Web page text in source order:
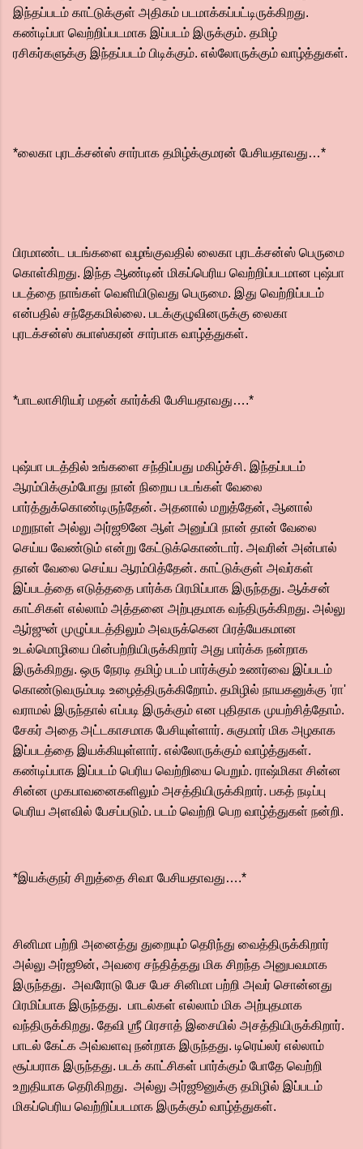
இந்தப்படம் காட்டுக்குள் அதிகம் படமாக்கப்பட்டிருக்கிறது.
கண்டிப்பா வெற்றிப்படமாக இப்படம் இருக்கும். தமிழ்
ரசிகர்களுக்கு இந்தப்படம் பிடிக்கும். எல்லோருக்கும் வாழ்த்துகள்.
*லைகா புரடக்சன்ஸ் சார்பாக தமிழ்க்குமரன் பேசியதாவது…*
பிரமாண்ட படங்களை வழங்குவதில் லைகா புரடக்சன்ஸ் பெருமை
கொள்கிறது. இந்த ஆண்டின் மிகப்பெரிய வெற்றிப்படமான புஷ்பா
படத்தை நாங்கள் வெளியிடுவது பெருமை. இது வெற்றிப்படம்
என்பதில் சந்தேகமில்லை. படக்குழுவினருக்கு லைகா
புரடக்சன்ஸ் சுபாஸ்கரன் சார்பாக வாழ்த்துகள்.
*பாடலாசிரியர் மதன் கார்க்கி பேசியதாவது….*
புஷ்பா படத்தில் உங்களை சந்திப்பது மகிழ்ச்சி. இந்தப்படம்
ஆரம்பிக்கும்போது நான் நிறைய படங்கள் வேலை
பார்த்துக்கொண்டிருந்தேன். அதனால் மறுத்தேன், ஆனால்
மறுநாள் அல்லு அர்ஜூனே ஆள் அனுப்பி நான் தான் வேலை
செய்ய வேண்டும் என்று கேட்டுக்கொண்டார். அவரின் அன்பால்
தான் வேலை செய்ய ஆரம்பித்தேன். காட்டுக்குள் அவர்கள்
இப்படத்தை எடுத்ததை பார்க்க பிரமிப்பாக இருந்தது. ஆக்சன்
காட்சிகள் எல்லாம் அத்தனை அற்புதமாக வந்திருக்கிறது. அல்லு
ஆர்ஜுன் முழுப்படத்திலும் அவருக்கென பிரத்யேகமான
உடல்மொழியை பின்பற்றியிருக்கிறார் அது பார்க்க நன்றாக
இருக்கிறது. ஒரு நேரடி தமிழ் படம் பார்க்கும் உணர்வை இப்படம்
கொண்டுவரும்படி உழைத்திருக்கிறோம். தமிழில் நாயகனுக்கு 'ரா'
வராமல் இருந்தால் எப்படி இருக்கும் என புதிதாக முயற்சித்தோம்.
சேகர் அதை அட்டகாசமாக பேசியுள்ளார். சுகுமார் மிக அழகாக
இப்படத்தை இயக்கியுள்ளார். எல்லோருக்கும் வாழ்த்துகள்.
கண்டிப்பாக இப்படம் பெரிய வெற்றியை பெறும். ராஷ்மிகா சின்ன
சின்ன முகபாவனைகளிலும் அசத்தியிருக்கிறார். பகத் நடிப்பு
பெரிய அளவில் பேசப்படும். படம் வெற்றி பெற வாழ்த்துகள் நன்றி.
*இயக்குநர் சிறுத்தை சிவா பேசியதாவது….*
சினிமா பற்றி அனைத்து துறையும் தெரிந்து வைத்திருக்கிறார்
அல்லு அர்ஜூன், அவரை சந்தித்தது மிக சிறந்த அனுபவமாக
இருந்தது. அவரோடு பேச பேச சினிமா பற்றி அவர் சொன்னது
பிரமிப்பாக இருந்தது. பாடல்கள் எல்லாம் மிக அற்புதமாக
வந்திருக்கிறது. தேவி ஶ்ரீ பிரசாத் இசையில் அசத்தியிருக்கிறார்.
பாடல் கேட்க அவ்வளவு நன்றாக இருந்தது. டிரெய்லர் எல்லாம்
சூப்பராக இருந்தது. படக் காட்சிகள் பார்க்கும் போதே வெற்றி
உறுதியாக தெரிகிறது. அல்லு அர்ஜூனுக்கு தமிழில் இப்படம்
மிகப்பெரிய வெற்றிப்படமாக இருக்கும் வாழ்த்துகள்.